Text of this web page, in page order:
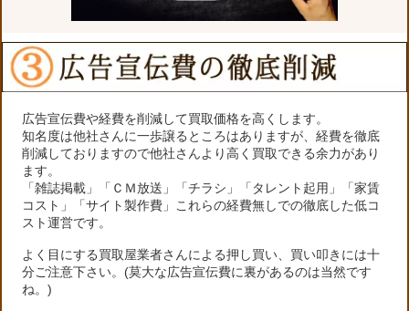
広告宣伝費や経費を削減して買取価格を高くします。
知名度は他社さんに一歩譲るところはありますが、経費を徹底
削減しておりますので他社さんより高く買取できる余力があり
ます。
「雑誌掲載」「ＣＭ放送」「チラシ」「タレント起用」「家賃
コスト」「サイト製作費」これらの経費無しでの徹底した低コ
スト運営です。
よく目にする買取屋業者さんによる押し買い、買い叩きには十
分ご注意下さい。(莫大な広告宣伝費に裏があるのは当然です
ね。)